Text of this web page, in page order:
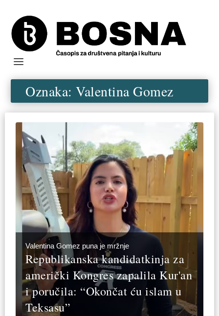
Oznaka:Valentina Gomez
Valentina Gomez puna je mržnje
Republikanska kandidatkinja za
američki Kongres zapalila Kur'an
i poručila: “Okončat ću islam u
Teksasu”